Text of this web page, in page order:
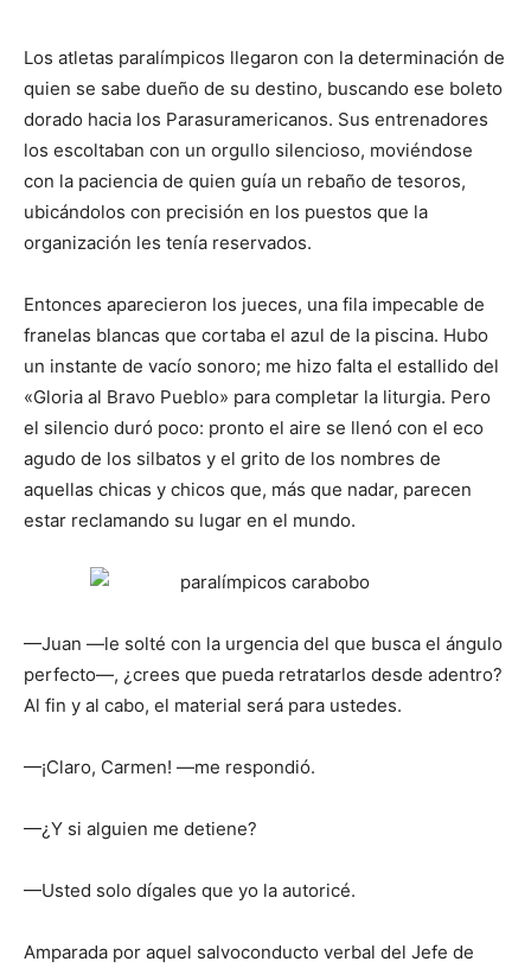
Los atletas paralímpicos llegaron con la determinación de
quien se sabe dueño de su destino, buscando ese boleto
dorado hacia los Parasuramericanos. Sus entrenadores
los escoltaban con un orgullo silencioso, moviéndose
con la paciencia de quien guía un rebaño de tesoros,
ubicándolos con precisión en los puestos que la
organización les tenía reservados.
Entonces aparecieron los jueces, una fila impecable de
franelas blancas que cortaba el azul de la piscina. Hubo
un instante de vacío sonoro; me hizo falta el estallido del
«Gloria al Bravo Pueblo» para completar la liturgia. Pero
el silencio duró poco: pronto el aire se llenó con el eco
agudo de los silbatos y el grito de los nombres de
aquellas chicas y chicos que, más que nadar, parecen
estar reclamando su lugar en el mundo.
—Juan —le solté con la urgencia del que busca el ángulo
perfecto—, ¿crees que pueda retratarlos desde adentro?
Al fin y al cabo, el material será para ustedes.
—¡Claro, Carmen! —me respondió.
—¿Y si alguien me detiene?
—Usted solo dígales que yo la autoricé.
Amparada por aquel salvoconducto verbal del Jefe de